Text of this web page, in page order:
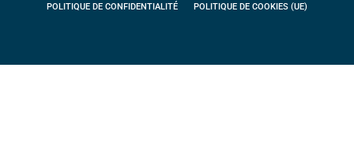
POLITIQUE DE CONFIDENTIALITÉ
POLITIQUE DE COOKIES (UE)